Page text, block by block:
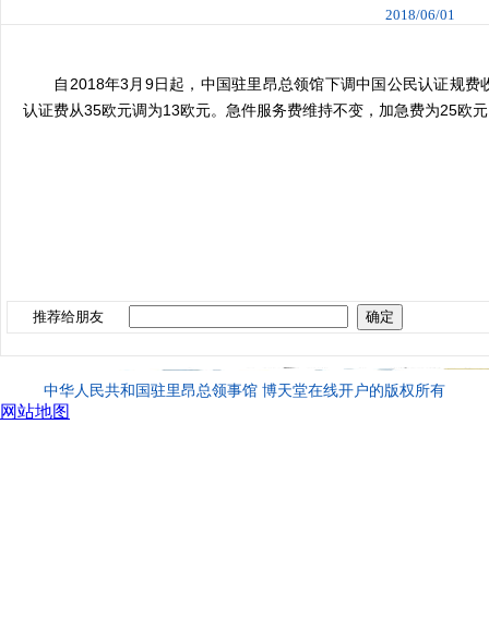
2018/06/01
自 2018年3 月 9日起，中国驻里昂总领馆下调中国公民认证规费
认证费从35欧元调为13欧元。急件服务费维持不变，加急费为25欧
推荐给朋友
中华人民共和国驻里昂总领事馆 博天堂在线开户的版权所有
网站地图